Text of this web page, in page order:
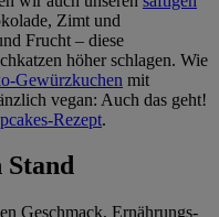
Zimt und
Frucht – diese
höher schlagen. Wie
Gewürzkuchen mit
vegan: Auch das geht!
Rezept.
Stand
Geschmack, Ernährungs-